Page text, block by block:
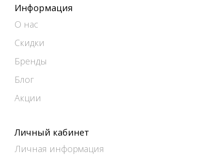
Информация
О нас
Скидки
Бренды
Блог
Акции
Личный кабинет
Личная информация